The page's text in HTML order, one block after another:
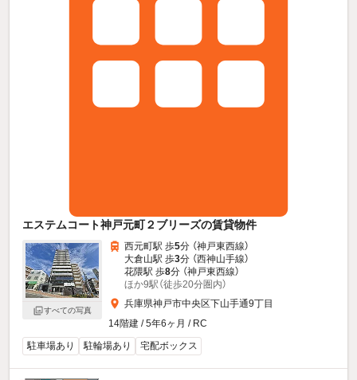
エステムコート神戸元町２ブリーズの賃貸物件
すべての写真
西元町駅 歩5分 （神戸東西線）
大倉山駅 歩3分 （西神山手線）
花隈駅 歩8分 （神戸東西線）
ほか9駅（徒歩20分圏内）
兵庫県神戸市中央区下山手通9丁目
14階建 / 5年6ヶ月 / RC
駐車場あり
駐輪場あり 宅配ボックス